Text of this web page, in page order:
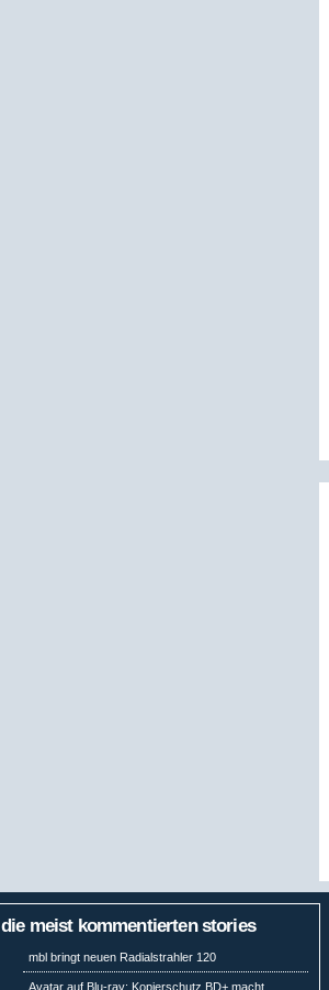
die meist kommentierten stories
mbl bringt neuen Radialstrahler 120
Avatar auf Blu-ray: Kopierschutz BD+ macht